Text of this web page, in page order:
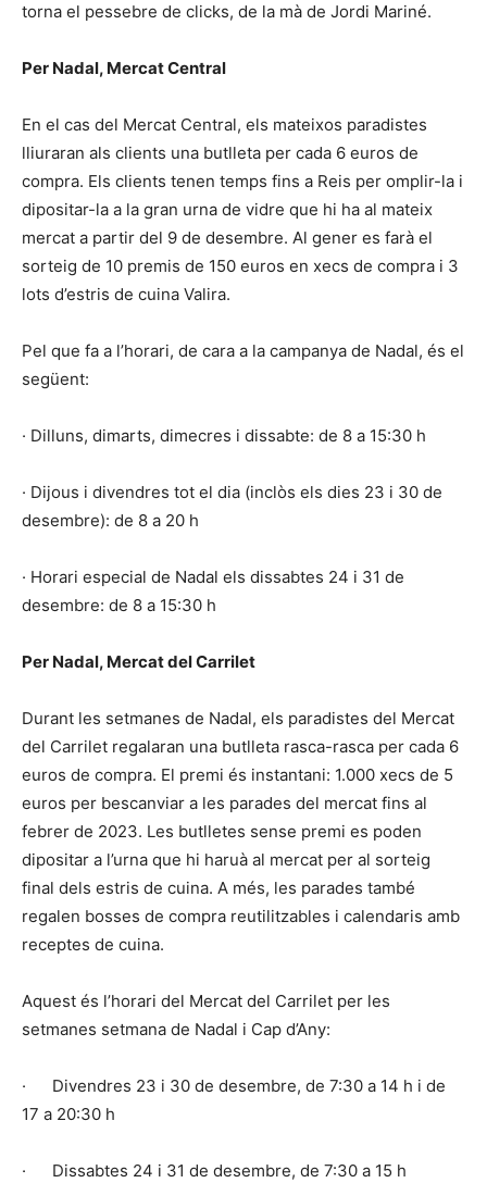
torna el pessebre de clicks, de la mà de Jordi Mariné.
Per Nadal, Mercat Central
En el cas del Mercat Central, els mateixos paradistes
lliuraran als clients una butlleta per cada 6 euros de
compra. Els clients tenen temps fins a Reis per omplir-la i
dipositar-la a la gran urna de vidre que hi ha al mateix
mercat a partir del 9 de desembre. Al gener es farà el
sorteig de 10 premis de 150 euros en xecs de compra i 3
lots d’estris de cuina Valira.
Pel que fa a l’horari, de cara a la campanya de Nadal, és el
següent:
· Dilluns, dimarts, dimecres i dissabte: de 8 a 15:30 h
· Dijous i divendres tot el dia (inclòs els dies 23 i 30 de
desembre): de 8 a 20 h
· Horari especial de Nadal els dissabtes 24 i 31 de
desembre: de 8 a 15:30 h
Per Nadal, Mercat del Carrilet
Durant les setmanes de Nadal, els paradistes del Mercat
del Carrilet regalaran una butlleta rasca-rasca per cada 6
euros de compra. El premi és instantani: 1.000 xecs de 5
euros per bescanviar a les parades del mercat fins al
febrer de 2023. Les butlletes sense premi es poden
dipositar a l’urna que hi haruà al mercat per al sorteig
final dels estris de cuina. A més, les parades també
regalen bosses de compra reutilitzables i calendaris amb
receptes de cuina.
Aquest és l’horari del Mercat del Carrilet per les
setmanes setmana de Nadal i Cap d’Any:
· Divendres 23 i 30 de desembre, de 7:30 a 14 h i de
17 a 20:30 h
· Dissabtes 24 i 31 de desembre, de 7:30 a 15 h